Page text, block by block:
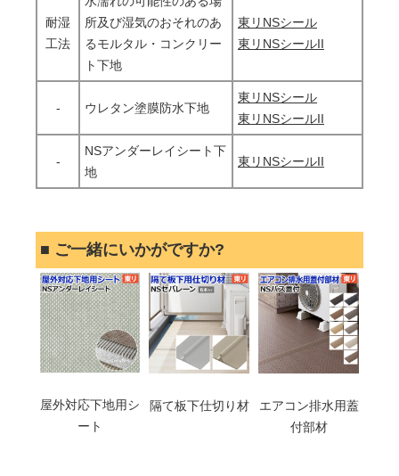
耐湿
工法
所及び湿気のおそれのあ
るモルタル・コンクリー
ト下地
東リNSシール
東リNSシールII
- ウレタン塗膜防水下地
東リNSシール
東リNSシールII
-
NSアンダーレイシート下
地
東リNSシールII
■ ご一緒にいかがですか?
屋外対応下地用シ
ート
隔て板下仕切り材
エアコン排水用蓋
付部材